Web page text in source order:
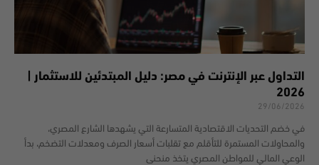
التداول عبر الإنترنت في مصر: دليل المبتدئين للاستثمار |
2026
29/06/2026
في خضم التحديات الاقتصادية المتسارعة التي يشهدها الشارع المصري،
والمحاولات المستمرة للتأقلم مع تقلبات أسعار الصرف ومعدلات التضخم، بدأ
الوعي المالي للمواطن المصري يتخذ منحنى